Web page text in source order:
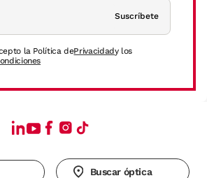
Suscríbete
la Política dePrivacidady los
Buscar óptica